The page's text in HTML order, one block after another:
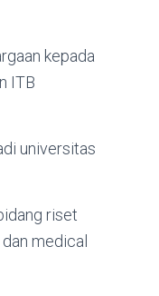
kepada
ITB
universitas
riset
medical